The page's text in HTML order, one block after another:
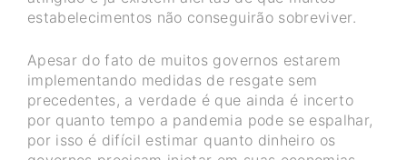
estabelecimentos não conseguirão sobreviver.
Apesar do fato de muitos governos estarem
implementando medidas de resgate sem
precedentes, a verdade é que ainda é incerto
por quanto tempo a pandemia pode se espalhar,
por isso é difícil estimar quanto dinheiro os